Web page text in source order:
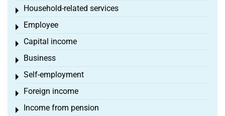
Household-related services
Toggle menu
Employee
Toggle menu
Capital income
Toggle menu
Business
Toggle menu
Self-employment
Toggle menu
Foreign income
Toggle menu
Income from pension
Toggle menu